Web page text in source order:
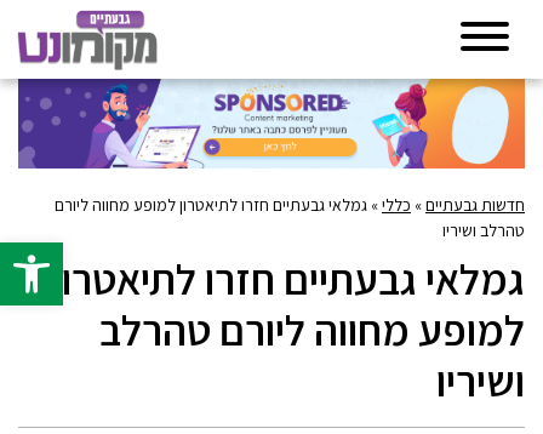
פתח
חדשות גבעתיים» כללי» גמלאי גבעתיים חזרו לתיאטרון למופע מחווה ליורם
טהרלב ושיריו
גמלאי גבעתיים חזרו לתיאטרון
למופע מחווה ליורם טהרלב
ושיריו